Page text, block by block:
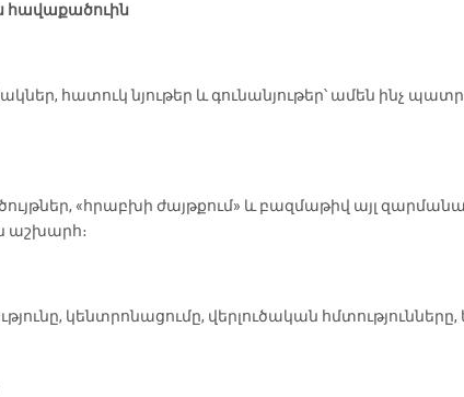
հավաքածուին
հատուկ նյութեր և գունանյութեր՝ ամեն ինչ
«հրաբխի ժայթքում» և բազմաթիվ այլ
աշխարհ։
կենտրոնացումը, վերլուծական հմտությունները,